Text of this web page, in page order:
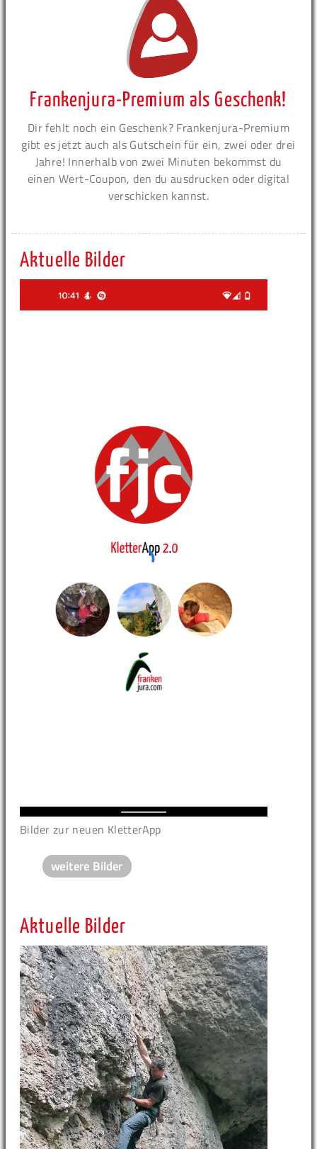
Frankenjura-Premium als Geschenk!
Dir fehlt noch ein Geschenk? Frankenjura-Premium
gibt es jetzt auch als Gutschein für ein, zwei oder drei
Jahre! Innerhalb von zwei Minuten bekommst du
einen Wert-Coupon, den du ausdrucken oder digital
verschicken kannst.
Aktuelle Bilder
Bilder zur neuen KletterApp
weitere Bilder
Aktuelle Bilder